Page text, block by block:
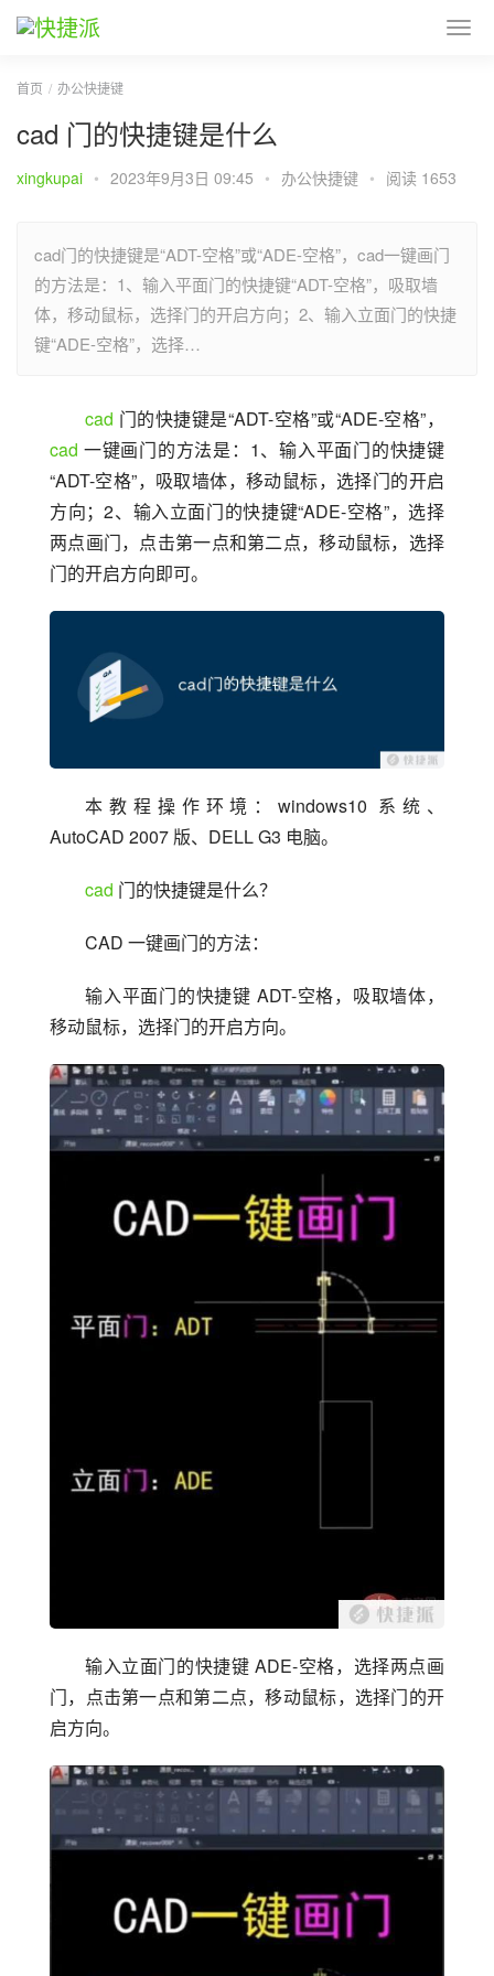
首页 办公快捷键
cad 门的快捷键是什么
xingkupai • 2023年9月3日 09:45 • 办公快捷键 • 阅读 1653
cad门的快捷键是“ADT-空格”或“ADE-空格”，cad一键画门
的方法是：1、输入平面门的快捷键“ADT-空格”，吸取墙
体，移动鼠标，选择门的开启方向；2、输入立面门的快捷
键“ADE-空格”，选择…
cad 门的快捷键是“ADT-空格”或“ADE-空格”，
cad 一键画门的方法是：1、输入平面门的快捷键
“ADT-空格”，吸取墙体，移动鼠标，选择门的开启
方向；2、输入立面门的快捷键“ADE-空格”，选择
两点画门，点击第一点和第二点，移动鼠标，选择
门的开启方向即可。
本教程操作环境：windows10 系统、
AutoCAD 2007 版、DELL G3 电脑。
cad 门的快捷键是什么？
CAD 一键画门的方法：
输入平面门的快捷键 ADT-空格，吸取墙体，
移动鼠标，选择门的开启方向。
输入立面门的快捷键 ADE-空格，选择两点画
门，点击第一点和第二点，移动鼠标，选择门的开
启方向。